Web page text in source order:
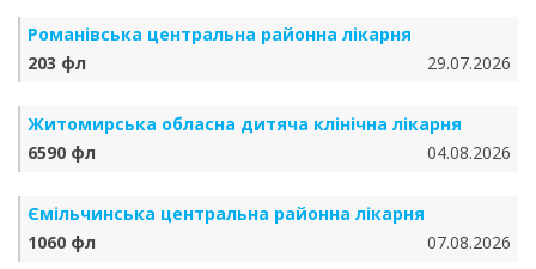
Романівська центральна районна лікарня
203 фл
29.07.2026
Житомирська обласна дитяча клінічна лікарня
6590 фл
04.08.2026
Ємільчинська центральна районна лікарня
1060 фл
07.08.2026